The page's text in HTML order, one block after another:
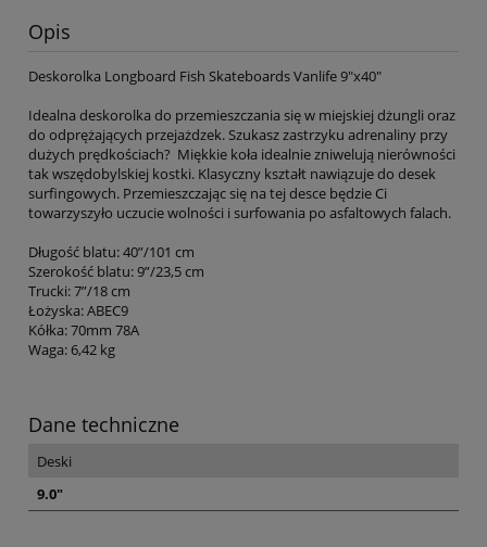
Opis
Deskorolka Longboard Fish Skateboards Vanlife 9"x40"
Idealna deskorolka do przemieszczania się w miejskiej dżungli oraz
do odprężających przejażdzek. Szukasz zastrzyku adrenaliny przy
dużych prędkościach? Miękkie koła idealnie zniwelują nierówności
tak wszędobylskiej kostki. Klasyczny kształt nawiązuje do desek
surfingowych. Przemieszczając się na tej desce będzie Ci
towarzyszyło uczucie wolności i surfowania po asfaltowych falach.
Długość blatu: 40”/101 cm
Szerokość blatu: 9”/23,5 cm
Trucki: 7”/18 cm
Łożyska: ABEC9
Kółka: 70mm 78A
Waga: 6,42 kg
Dane techniczne
Deski
9.0"